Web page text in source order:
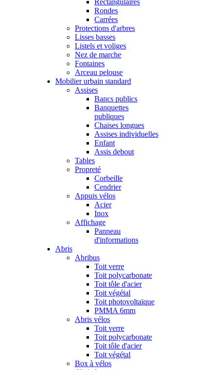
Rectangulaires
Rondes
Carrées
Protections d'arbres
Lisses basses
Listels et voliges
Nez de marche
Fontaines
Arceau pelouse
Mobilier urbain standard
Assises
Bancs publics
Banquettes
publiques
Chaises longues
Assises individuelles
Enfant
Assis debout
Tables
Propreté
Corbeille
Cendrier
Appuis vélos
Acier
Inox
Affichage
Panneau
d'informations
Abris
Abribus
Toit verre
Toit polycarbonate
Toit tôle d'acier
Toit végétal
Toit photovoltaïque
PMMA 6mm
Abris vélos
Toit verre
Toit polycarbonate
Toit tôle d'acier
Toit végétal
Box à vélos